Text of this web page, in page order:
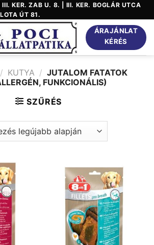
KER. ZAB U. 8. | III. KER. BOGLÁR UTCA
ÚT 81.
ÁRAJÁNLAT
KÉRÉS
/ KUTYA / JUTALOM FATATOK
FUNKCIONÁLIS)
SZŰRÉS